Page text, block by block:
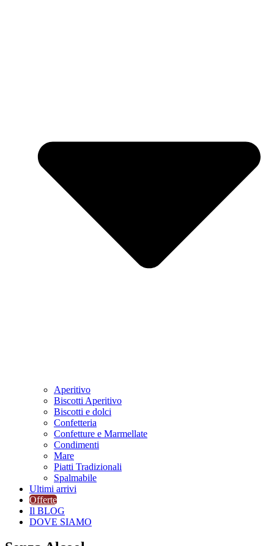
Aperitivo
Biscotti Aperitivo
Biscotti e dolci
Confetteria
Confetture e Marmellate
Condimenti
Mare
Piatti Tradizionali
Spalmabile
Ultimi arrivi
Offerte
Il BLOG
DOVE SIAMO